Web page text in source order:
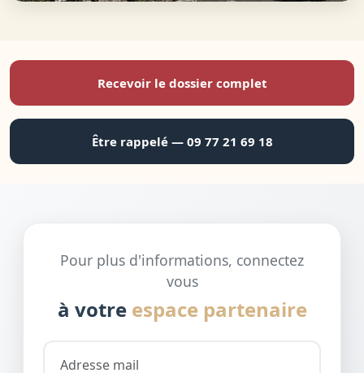
Recevoir le dossier complet
Être rappelé — 09 77 21 69 18
Pour plus d'informations, connectez
vous
à votre espace partenaire